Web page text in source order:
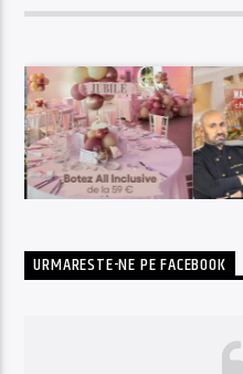
URMARESTE-NE PE FACEBOOK